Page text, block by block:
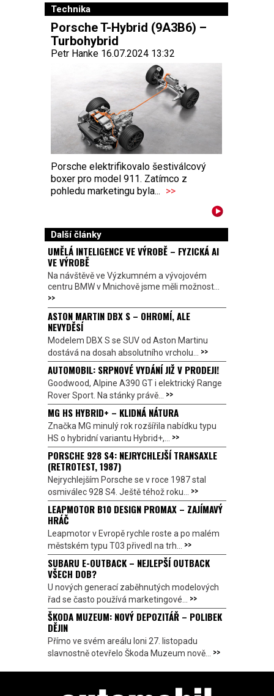
Technika
Porsche T-Hybrid (9A3B6) –
Turbohybrid
Petr Hanke 16.07.2024 13:32
Porsche elektrifikovalo šestiválcový
boxer pro model 911. Zatímco z
pohledu marketingu byla... >>
Další články
UMĚLÁ INTELIGENCE VE VÝROBĚ – FYZICKÁ AI
VE VÝROBĚ
Na návštěvě ve Výzkumném a vývojovém
centru BMW v Mnichově jsme měli možnost...
>>
ASTON MARTIN DBX S – OHROMÍ, ALE
NEVYDĚSÍ
Modelem DBX S se SUV od Aston Martinu
dostává na dosah absolutního vrcholu... >>
AUTOMOBIL: SRPNOVÉ VYDÁNÍ JIŽ V PRODEJI!
Goodwood, Alpine A390 GT i elektrický Range
Rover Sport. Na stánky právě... >>
MG HS HYBRID+ – KLIDNÁ NÁTURA
Značka MG minulý rok rozšířila nabídku typu
HS o hybridní variantu Hybrid+,... >>
PORSCHE 928 S4: NEJRYCHLEJŠÍ TRANSAXLE
(RETROTEST, 1987)
Nejrychlejším Porsche se v roce 1987 stal
osmiválec 928 S4. Ještě téhož roku... >>
LEAPMOTOR B10 DESIGN PROMAX – ZAJÍMAVÝ
HRÁČ
Leapmotor v Evropě rychle roste a po malém
městském typu T03 přivedl na trh... >>
SUBARU E-OUTBACK – NEJLEPŠÍ OUTBACK
VŠECH DOB?
U nových generací zaběhnutých modelových
řad se často používá marketingové... >>
ŠKODA MUZEUM: NOVÝ DEPOZITÁŘ – POLIBEK
DĚJIN
Přímo ve svém areálu loni 27. listopadu
slavnostně otevřelo Škoda Muzeum nově... >>